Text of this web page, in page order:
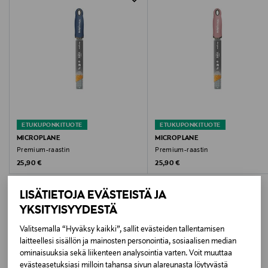
LISÄTIETOJA EVÄSTEISTÄ JA
YKSITYISYYDESTÄ
Valitsemalla “Hyväksy kaikki”, sallit evästeiden tallentamisen
laitteellesi sisällön ja mainosten personointia, sosiaalisen median
ominaisuuksia sekä liikenteen analysointia varten. Voit muuttaa
evästeasetuksiasi milloin tahansa sivun alareunasta löytyvästä
Valmistajan tuotenumero
Valmistaja
Brabantia International BV
Leenderweg 182, 5555 CJ Valkenswaard, The
Digitaalinen osoite
ETUKUPONKITUOTE
MICROPLANE
Premium-raastin
Original Price
25,90 €
ETUKUPONKITUOTE
MICROPLANE
Premium-raastin
Original Price
25,90 €
LISÄÄ KIINNOSTAVIA